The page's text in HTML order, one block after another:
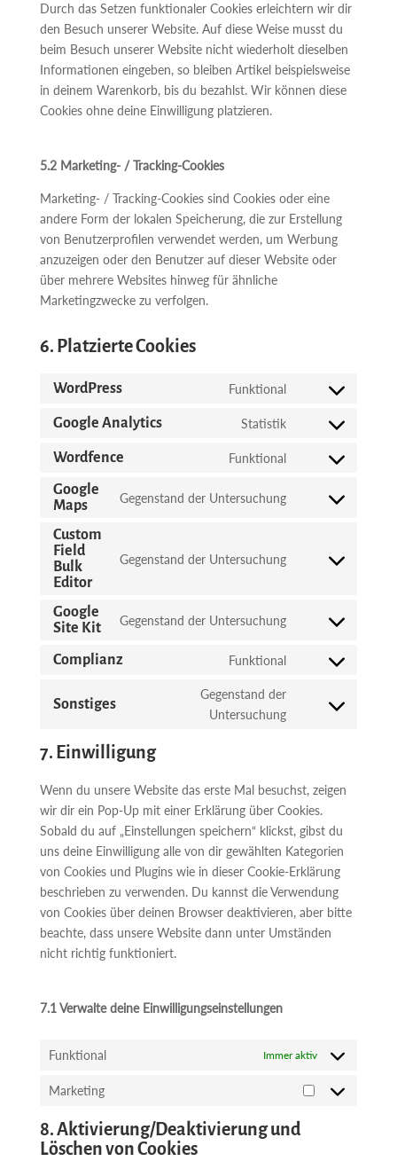
Durch das Setzen funktionaler Cookies erleichtern wir dir
den Besuch unserer Website. Auf diese Weise musst du
beim Besuch unserer Website nicht wiederholt dieselben
Informationen eingeben, so bleiben Artikel beispielsweise
in deinem Warenkorb, bis du bezahlst. Wir können diese
Cookies ohne deine Einwilligung platzieren.
5.2 Marketing- / Tracking-Cookies
Marketing- / Tracking-Cookies sind Cookies oder eine
andere Form der lokalen Speicherung, die zur Erstellung
von Benutzerprofilen verwendet werden, um Werbung
anzuzeigen oder den Benutzer auf dieser Website oder
über mehrere Websites hinweg für ähnliche
Marketingzwecke zu verfolgen.
6. Platzierte Cookies
WordPress Funktional
Consent
wordpress
Google Analytics Statistik
Consent
google-
Wordfence Funktional
Consent
service
Google
Maps
Gegenstand der Untersuchung
Consent
google-
Custom
Field
Bulk
Editor
Gegenstand der Untersuchung
Consent
custom-
Google
Site Kit
Gegenstand der Untersuchung
Consent
service
Complianz Funktional
Consent
service
Sonstiges
Gegenstand der
Untersuchung
Consent
7. Einwilligung
Wenn du unsere Website das erste Mal besuchst, zeigen
wir dir ein Pop-Up mit einer Erklärung über Cookies.
Sobald du auf „Einstellungen speichern“ klickst, gibst du
uns deine Einwilligung alle von dir gewählten Kategorien
von Cookies und Plugins wie in dieser Cookie-Erklärung
beschrieben zu verwenden. Du kannst die Verwendung
von Cookies über deinen Browser deaktivieren, aber bitte
beachte, dass unsere Website dann unter Umständen
nicht richtig funktioniert.
7.1 Verwalte deine Einwilligungseinstellungen
Funktional Immer aktiv
Marketing
Marketing
8. Aktivierung/Deaktivierung und
Löschen von Cookies